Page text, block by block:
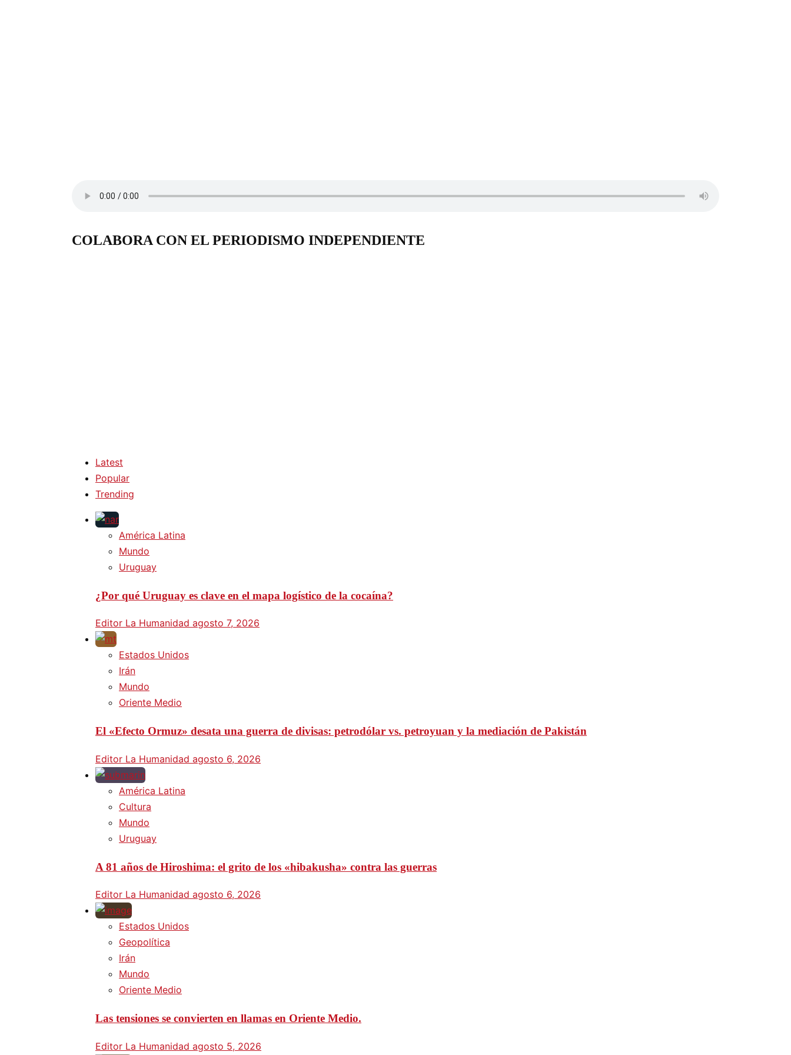
COLABORA CON EL PERIODISMO INDEPENDIENTE
Latest
Popular
Trending
América Latina
Mundo
Uruguay
¿Por qué Uruguay es clave en el mapa logístico de la cocaína?
Editor La Humanidad agosto 7, 2026
Estados Unidos
Irán
Mundo
Oriente Medio
El «Efecto Ormuz» desata una guerra de divisas: petrodólar vs. petroyuan y la mediación de Pakistán
Editor La Humanidad agosto 6, 2026
América Latina
Cultura
Mundo
Uruguay
A 81 años de Hiroshima: el grito de los «hibakusha» contra las guerras
Editor La Humanidad agosto 6, 2026
Estados Unidos
Geopolítica
Irán
Mundo
Oriente Medio
Las tensiones se convierten en llamas en Oriente Medio.
Editor La Humanidad agosto 5, 2026